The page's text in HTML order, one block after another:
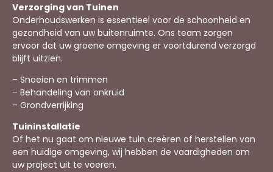
Verzorging van Tuinen
Onderhoudswerken is essentieel voor de schoonheid en
gezondheid van uw buitenruimte. Ons team zorgen
ervoor dat uw groene omgeving er voortdurend verzorgd
blijft uitzien.
– Snoeien en trimmen
– Behandeling van onkruid
– Grondverrijking
Tuininstallatie
Of het nu gaat om nieuwe tuin creëren of herstellen van
een huidige omgeving, wij hebben de vaardigheden om
uw project uit te voeren.